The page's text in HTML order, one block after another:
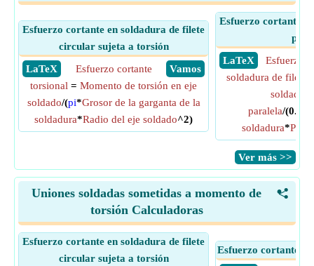
Esfuerzo cortante en soldadura de filete
circular sujeta a torsión
​ LaTeX
​ Vamos
Esfuerzo cortante
torsional = Momento de torsión en eje
soldado/(pi*Grosor de la garganta de la
soldadura*Radio del eje soldado^2)
Esfuerzo cortante
​ LaTeX
Esfuerzo
soldadura de filete
paralela/
soldadura*
​Ver más >>
<
Uniones soldadas sometidas a momento de
torsión Calculadoras
Esfuerzo cortante en soldadura de filete
circular sujeta a torsión
Esfuerzo cortante